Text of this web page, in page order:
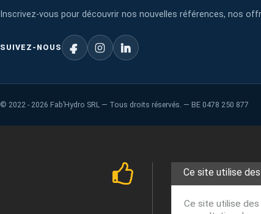
Inscrivez-vous pour découvrir nos nouvelles références, nos
SUIVEZ-NOUS
© 2022 - 2026 Fab’Hydro SRL — Tous droits réservés. — BE 0478 250 877
Ce site utilise
Ce site utilise